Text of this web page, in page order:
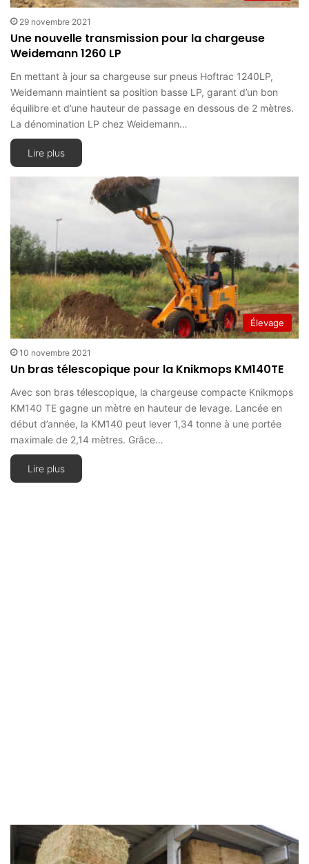
29 novembre 2021
Une nouvelle transmission pour la chargeuse
Weidemann 1260 LP
En mettant à jour sa chargeuse sur pneus Hoftrac 1240LP,
Weidemann maintient sa position basse LP, garant d’un bon
équilibre et d’une hauteur de passage en dessous de 2 mètres.
La dénomination LP chez Weidemann…
Lire plus
Élevage
10 novembre 2021
Un bras télescopique pour la Knikmops KM140TE
Avec son bras télescopique, la chargeuse compacte Knikmops
KM140 TE gagne un mètre en hauteur de levage. Lancée en
début d’année, la KM140 peut lever 1,34 tonne à une portée
maximale de 2,14 mètres. Grâce…
Lire plus